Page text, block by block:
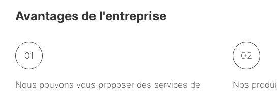
Avantages de l'entreprise
01
Nous pouvons vous proposer des services de
02
Nos